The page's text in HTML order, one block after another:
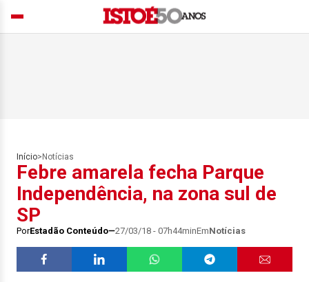
Início> Notícias
Febre amarela fecha Parque
Independência, na zona sul de
SP
PorEstadão Conteúdo 27/03/18 - 07h44minEmNotícias